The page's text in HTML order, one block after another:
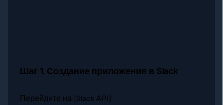
Шаг 1. Создание приложения в Slack
Перейдите на [Slack API]